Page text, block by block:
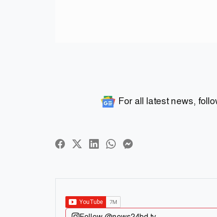
For all latest news,